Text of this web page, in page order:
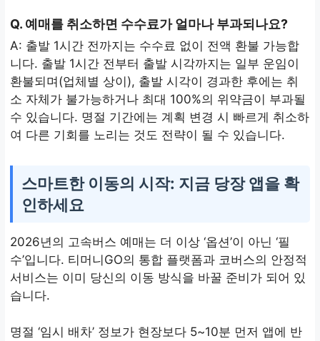
Q. 예매를 취소하면 수수료가 얼마나 부과되나요?
A: 출발 1시간 전까지는 수수료 없이 전액 환불 가능합
니다. 출발 1시간 전부터 출발 시각까지는 일부 운임이
환불되며(업체별 상이), 출발 시각이 경과한 후에는 취
소 자체가 불가능하거나 최대 100%의 위약금이 부과될
수 있습니다. 명절 기간에는 계획 변경 시 빠르게 취소하
여 다른 기회를 노리는 것도 전략이 될 수 있습니다.
스마트한 이동의 시작: 지금 당장 앱을 확
인하세요
2026년의 고속버스 예매는 더 이상 ‘옵션’이 아닌 ‘필
수’입니다. 티머니GO의 통합 플랫폼과 코버스의 안정적
서비스는 이미 당신의 이동 방식을 바꿀 준비가 되어 있
습니다.
명절 ‘임시 배차’ 정보가 현장보다 5~10분 먼저 앱에 반